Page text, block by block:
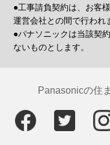
●工事請負契約は、お客
運営会社との間で行われ
●パナソニックは当該契
ないものとします。
Panasonicの住